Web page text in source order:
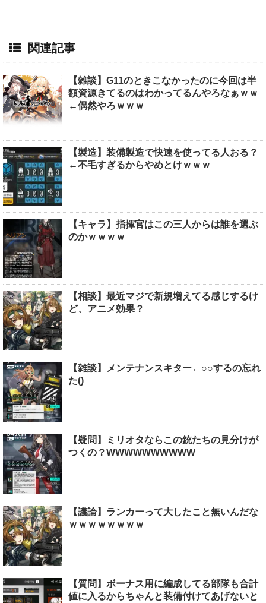
関連記事
【雑談】G11のときこなかったのに今回は半
額資源きてるのはわかってるんやろなぁｗｗ
←偶然やろｗｗｗ
【製造】装備製造で快速を使ってる人おる？
←不毛すぎるからやめとけｗｗｗ
【キャラ】指揮官はこの三人からは誰を選ぶ
のかｗｗｗｗ
【相談】最近マジで新規増えてる感じするけ
ど、アニメ効果？
【雑談】メンテナンスキター←○○するの忘れ
た()
【疑問】ミリオタならこの銃たちの見分けが
つくの？WWWWWWWWWW
【議論】ランカーって大したこと無いんだな
ｗｗｗｗｗｗｗｗ
【質問】ボーナス用に編成してる部隊も合計
値に入るからちゃんと装備付けてあげないと